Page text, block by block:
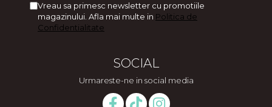
Vreau sa primesc newsletter cu promotiile
magazinului. Afla mai multe in Politica de
Confidentialitate
SOCIAL
Urmareste-ne in social media